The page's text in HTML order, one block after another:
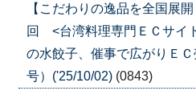
【こだわりの逸品を全国展
回 <台湾料理専門ＥＣサイ
の水餃子、催事で広がりＥ
号）('25/10/02) (0843)